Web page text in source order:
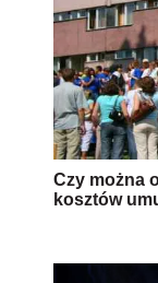
Czy można
kosztów